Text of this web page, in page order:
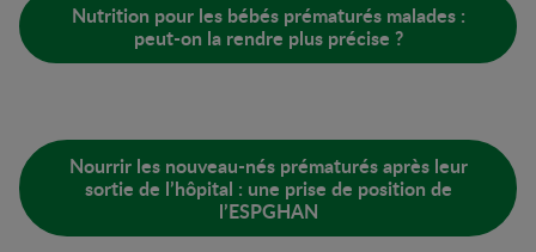
Nutrition pour les bébés prématurés malades :
peut-on la rendre plus précise ?
Nourrir les nouveau-nés prématurés après leur
sortie de l’hôpital : une prise de position de
l’ESPGHAN